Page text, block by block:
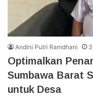
Andini Putri Ramdhani
Optimalkan
Sumbawa Barat
untuk Desa